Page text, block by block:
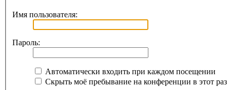
Имя пользователя:
Пароль:
Автоматически входить при каждом посещении
Скрыть моё пребывание на конференции в этот раз